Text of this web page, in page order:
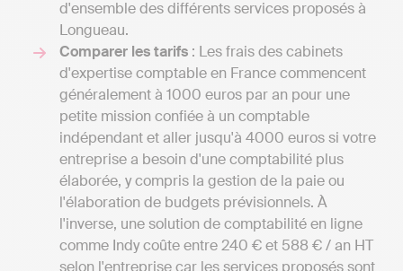
d'ensemble des différents services proposés à
Longueau.
Comparer les tarifs : Les frais des cabinets
d'expertise comptable en France commencent
généralement à 1000 euros par an pour une
petite mission confiée à un comptable
indépendant et aller jusqu'à 4000 euros si votre
entreprise a besoin d'une comptabilité plus
élaborée, y compris la gestion de la paie ou
l'élaboration de budgets prévisionnels. À
l'inverse, une solution de comptabilité en ligne
comme Indy coûte entre 240 € et 588 € / an HT
selon l'entreprise car les services proposés sont